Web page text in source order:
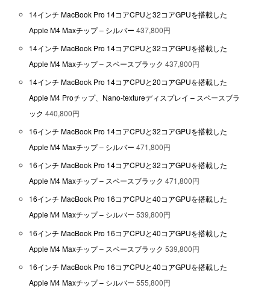
14インチ MacBook Pro 14コアCPUと32コアGPUを搭載した
Apple M4 Maxチップ – シルバー 437,800円
14インチ MacBook Pro 14コアCPUと32コアGPUを搭載した
Apple M4 Maxチップ – スペースブラック 437,800円
14インチ MacBook Pro 14コアCPUと20コアGPUを搭載した
Apple M4 Proチップ、Nano-textureディスプレイ – スペースブラ
ック 440,800円
16インチ MacBook Pro 14コアCPUと32コアGPUを搭載した
Apple M4 Maxチップ – シルバー 471,800円
16インチ MacBook Pro 14コアCPUと32コアGPUを搭載した
Apple M4 Maxチップ – スペースブラック 471,800円
16インチ MacBook Pro 16コアCPUと40コアGPUを搭載した
Apple M4 Maxチップ – シルバー 539,800円
16インチ MacBook Pro 16コアCPUと40コアGPUを搭載した
Apple M4 Maxチップ – スペースブラック 539,800円
16インチ MacBook Pro 16コアCPUと40コアGPUを搭載した
Apple M4 Maxチップ – シルバー 555,800円